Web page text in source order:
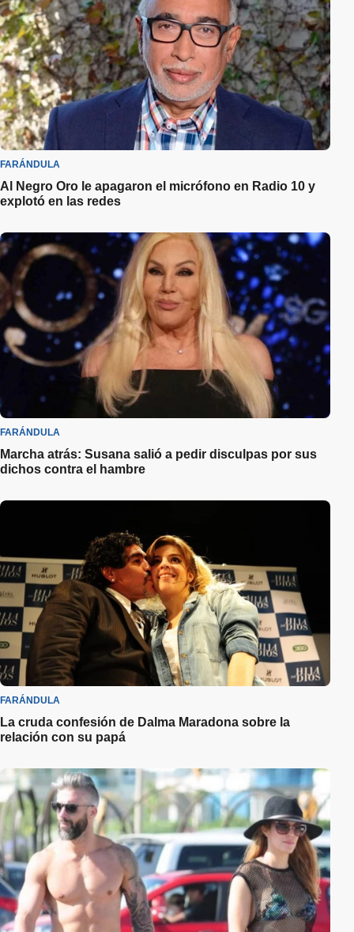
FARÁNDULA
Al Negro Oro le apagaron el micrófono en Radio 10 y
explotó en las redes
FARÁNDULA
Marcha atrás: Susana salió a pedir disculpas por sus
dichos contra el hambre
FARÁNDULA
La cruda confesión de Dalma Maradona sobre la
relación con su papá